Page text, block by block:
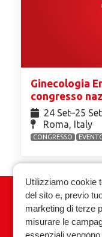
Ginecologia
congresso
24 Set⁠–25
Roma, Italy
CONGRESSO
Utilizziamo cookie
del sito e, previo
marketing di terze
misurare le
essenziali